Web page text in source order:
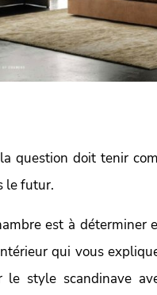
question doit tenir
le futur.
est à déterminer
qui vous
le style scandinave